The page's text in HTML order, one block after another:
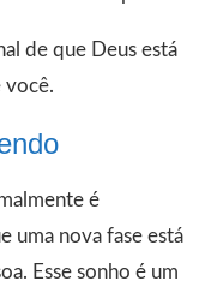
de que Deus está
você.
é
uma nova fase está
Esse sonho é um